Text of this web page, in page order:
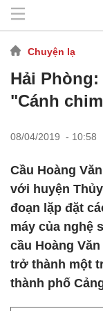
Chuyện lạ
Hải
"Cánh
08/04/2019 - 10:58
Cầu Hoàng
với huyện
đoạn lặp đặt
máy của nghệ
cầu Hoàng
trở thành một
thành phố